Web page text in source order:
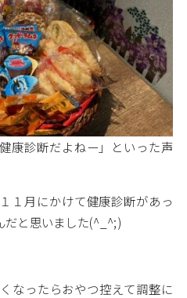
康診断だよねー」といった声
１月にかけて健康診断があっ
だと思いました(^_^;)
なったらおやつ控えて調整に